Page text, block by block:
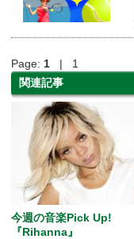
Page: 1 | 1
関連記事
今週の音楽Pick Up!
『Rihanna』